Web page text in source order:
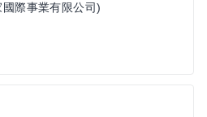
際事業有限公司)